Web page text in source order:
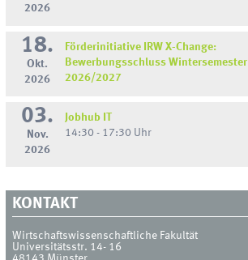
2026
18.
Okt.
2026
Förderinitiative IRW X-Change:
Bewerbungsschluss Wintersemester
2026/2027
03.
Nov.
2026
Jobhub IT
14:30 - 17:30 Uhr
KONTAKT
Wirtschaftswissenschaftliche Fakultät
Universitätsstr. 14- 16